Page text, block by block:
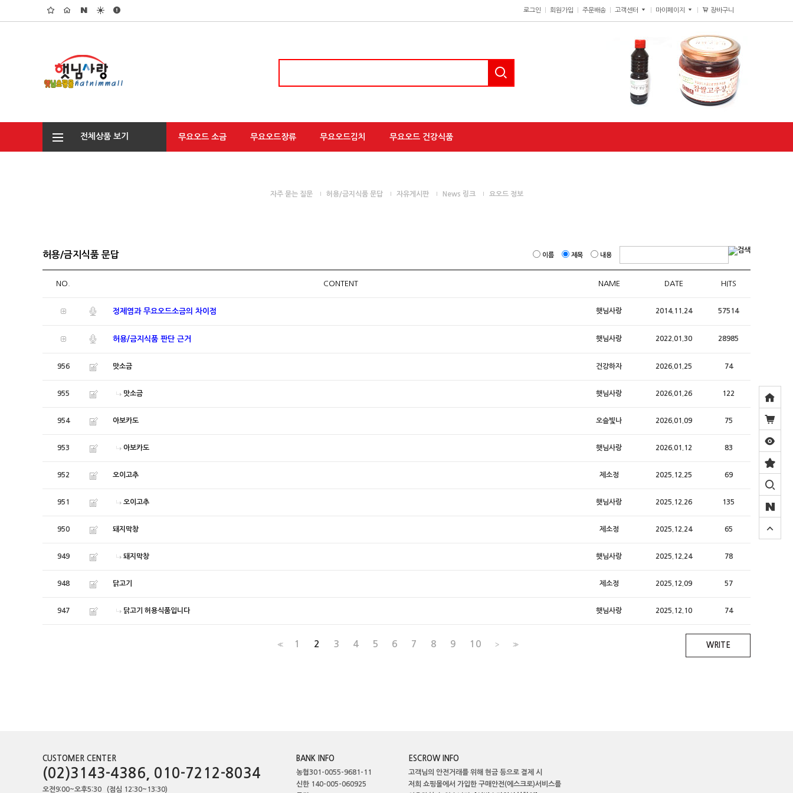
로그인 회원가입 주문배송 고객센터 마이페이지 장바구니
전체상품 보기 무요오드 소금 무요오드장류 무요오드김치 무요오드 건강식품
자주 묻는 질문 허용/금지식품 문답 자유게시판 News 링크 요오드 정보
허용/금지식품 문답 이름 제목 내용
NO. CONTENT NAME DATE HITS
정제염과 무요오드소금의 차이점 햇님사랑 2014.11.24 57514
허용/금지식품 판단 근거 햇님사랑 2022.01.30 28985
956 맛소금 건강하자 2026.01.25 74
955 맛소금 햇님사랑 2026.01.26 122
954 아보카도 오슬빛나 2026.01.09 75
953 아보카도 햇님사랑 2026.01.12 83
952 오이고추 제소정 2025.12.25 69
951 오이고추 햇님사랑 2025.12.26 135
950 돼지막창 제소정 2025.12.24 65
949 돼지막창 햇님사랑 2025.12.24 78
948 닭고기 제소정 2025.12.09 57
947 닭고기 허용식품입니다 햇님사랑 2025.12.10 74
WRITE
<< 1 2 3 4 5 6 7 8 9 10 > >>
CUSTOMER CENTER
(02)3143-4386, 010-7212-8034
오전9:00~오후5:30 (점심 12:30~13:30)
BANK INFO
농협301-0055-9681-11
신한 140-005-060925
ESCROW INFO
고객님의 안전거래를 위해 현금 등으로 결제 시
저희 쇼핑몰에서 가입한 구매안전(에스크로)서비스를